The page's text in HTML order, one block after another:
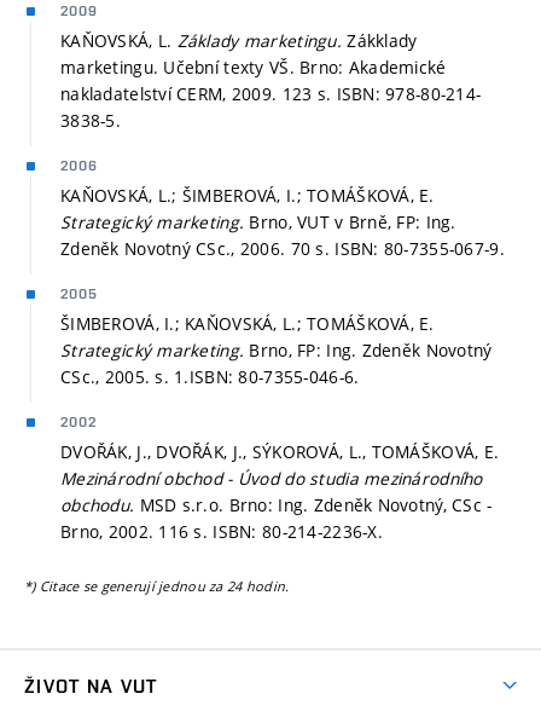
2009
KAŇOVSKÁ, L. Základy marketingu.Zákklady
marketingu. Učební texty VŠ. Brno: Akademické
nakladatelství CERM, 2009. 123 s. ISBN: 978-80-214-
3838-5.
2006
KAŇOVSKÁ, L.; ŠIMBEROVÁ, I.; TOMÁŠKOVÁ, E.
Strategický marketing. Brno, VUT v Brně, FP: Ing.
Zdeněk Novotný CSc., 2006. 70 s. ISBN: 80-7355-067-9.
2005
ŠIMBEROVÁ, I.; KAŇOVSKÁ, L.; TOMÁŠKOVÁ, E.
Strategický marketing. Brno, FP: Ing. Zdeněk Novotný
CSc., 2005.s. 1.ISBN: 80-7355-046-6.
2002
DVOŘÁK, J., DVOŘÁK, J., SÝKOROVÁ, L., TOMÁŠKOVÁ, E.
Mezinárodní obchod - Úvod do studia mezinárodního
obchodu. MSD s.r.o. Brno: Ing. Zdeněk Novotný, CSc -
Brno, 2002. 116 s. ISBN: 80-214-2236-X.
*) Citace se generují jednou za 24 hodin.
ŽIVOT NA VUT